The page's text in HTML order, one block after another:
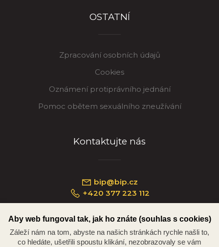
OSTATNÍ
Zpracování osobních údajů
Cookies
Oznámení protiprávního jednání
Pomoc obětem sexuálního zneužívání
Kontaktujte nás
bip@bip.cz
+420 377 223 112
Náměstí Republiky 234/35, 301 00 Plzeň
Aby web fungoval tak, jak ho znáte (souhlas s cookies)
Záleží nám na tom, abyste na našich stránkách rychle našli to,
co hledáte, ušetřili spoustu klikání, nezobrazovaly se vám